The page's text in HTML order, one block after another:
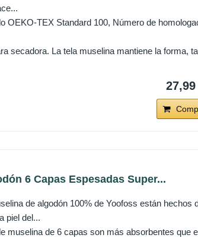
OEKO-TEX Standard 100, Número de
secadora. La tela muselina mantiene la forma,
6 Capas Espesadas Super...
de algodón 100% de Yoofoss están hechos
piel del...
muselina de 6 capas son más absorbentes que